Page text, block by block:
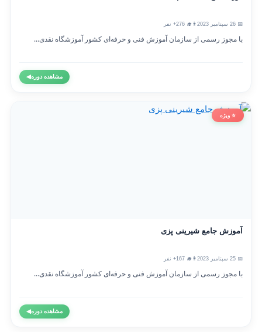
👨‍🎓 276+ نفر
با مجوز رسمی از سازمان آموزش فنی و حرفه‌ای کشور آموزشگاه نقدی...
مشاهده دوره◀
⭐ ویژه
آموزش جامع شیرینی پزی
👨‍🎓 167+ نفر
با مجوز رسمی از سازمان آموزش فنی و حرفه‌ای کشور آموزشگاه نقدی...
مشاهده دوره◀